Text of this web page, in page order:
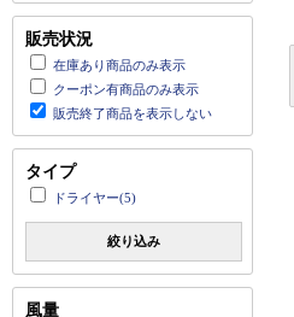
販売状況
在庫あり商品のみ表示
クーポン有商品のみ表示
販売終了商品を表示しない
タイプ
ドライヤー(5)
絞り込み
風量